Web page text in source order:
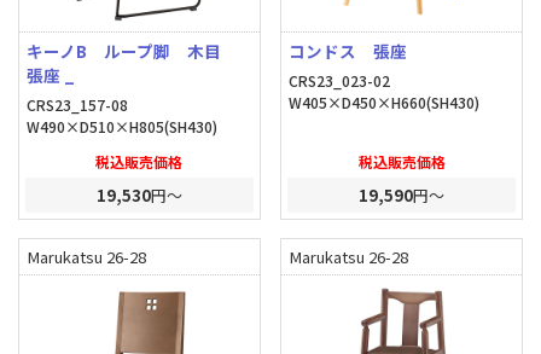
キーノB ループ脚 木目
張座 _
CRS23_157-08
W490×D510×H805(SH430)
税込販売価格
19,530円～
コンドス 張座
CRS23_023-02
W405×D450×H660(SH430)
税込販売価格
19,590円～
Marukatsu 26-28 Marukatsu 26-28